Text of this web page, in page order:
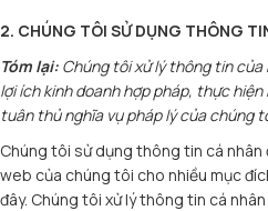
2. CHÚNG TÔI SỬ DỤNG THÔNG
Tóm lại: Chúng tôi xử lý thông tin
lợi ích kinh doanh hợp pháp, thực
tuân thủ nghĩa vụ pháp lý của chúng
Chúng tôi sử dụng thông tin cá
web của chúng tôi cho nhiều mục
đây. Chúng tôi xử lý thông tin cá